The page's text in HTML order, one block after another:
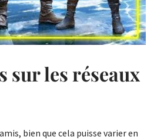
sur les réseaux
bien que cela puisse varier en